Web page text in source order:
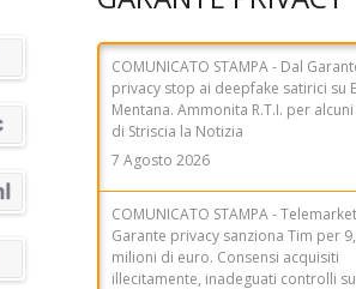
Mentana. Ammonita R.T.I. per alcuni
7 Agosto 2026
COMUNICATO STAMPA -
Garante privacy sanziona Tim per 9,5
milioni di euro. Consensi acquisiti
illecitamente, inadeguati controlli
filiera e ostacoli all'esercizio dei
utenti
31 Luglio 2026